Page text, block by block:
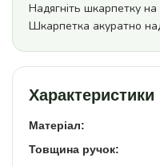
Надягніть шкарпетку
Шкарпетка акуратно
Характеристики
Матеріал:
Товщина ручок: